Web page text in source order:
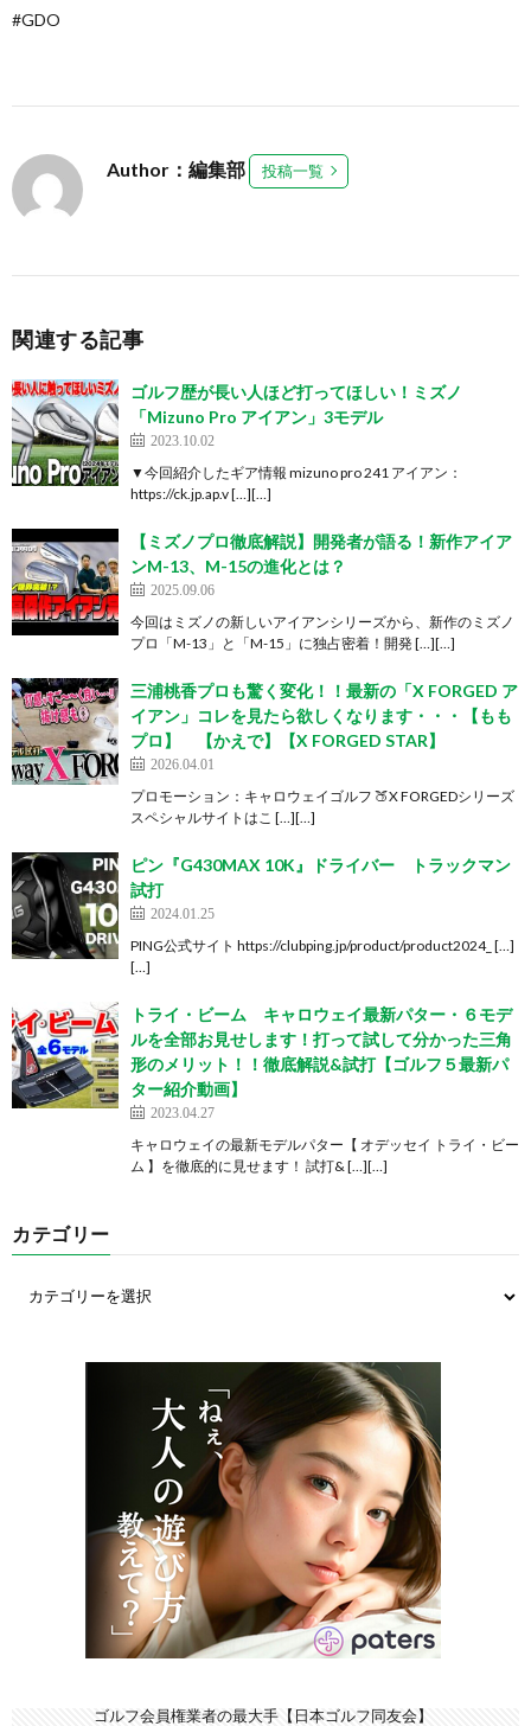
#GDO
Author：編集部 投稿一覧
関連する記事
ゴルフ歴が長い人ほど打ってほしい！ミズノ
「Mizuno Pro アイアン」3モデル
2023.10.02
▼今回紹介したギア情報 mizuno pro 241 アイアン：
https://ck.jp.ap.v […][…]
【ミズノプロ徹底解説】開発者が語る！新作アイア
ンM-13、M-15の進化とは？
2025.09.06
今回はミズノの新しいアイアンシリーズから、新作のミズノ
プロ「M-13」と「M-15」に独占密着！開発 […][…]
三浦桃香プロも驚く変化！！最新の「X FORGED ア
イアン」コレを見たら欲しくなります・・・【もも
プロ】 【かえで】【X FORGED STAR】
2026.04.01
プロモーション：キャロウェイゴルフ 🍑X FORGEDシリーズ
スペシャルサイトはこ […][…]
ピン『G430MAX 10K』ドライバー トラックマン
試打
2024.01.25
PING公式サイト https://clubping.jp/product/product2024_ […]
[…]
トライ・ビーム キャロウェイ最新パター・６モデ
ルを全部お見せします！打って試して分かった三角
形のメリット！！徹底解説&試打【ゴルフ５最新パ
ター紹介動画】
2023.04.27
キャロウェイの最新モデルパター【 オデッセイ トライ・ビー
ム 】を徹底的に見せます！ 試打& […][…]
カテゴリー
ゴルフ会員権業者の最大手【日本ゴルフ同友会】